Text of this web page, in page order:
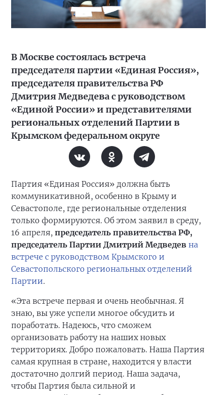
В Москве состоялась встреча
председателя партии «Единая Россия»,
председателя правительства РФ
Дмитрия Медведева с руководством
«Единой России» и представителями
региональных отделений Партии в
Крымском федеральном округе
Партия «Единая Россия» должна быть
коммуникативной, особенно в Крыму и
Севастополе, где региональные отделения
только формируются. Об этом заявил в среду,
16 апреля, председатель правительства РФ,
председатель Партии Дмитрий Медведев на
встрече с руководством Крымского и
Севастопольского региональных отделений
Партии.
«Эта встрече первая и очень необычная. Я
знаю, вы уже успели многое обсудить и
поработать. Надеюсь, что сможем
организовать работу на наших новых
территориях. Добро пожаловать. Наша Партия
самая крупная в стране, находится у власти
достаточно долгий период. Наша задача,
чтобы Партия была сильной и